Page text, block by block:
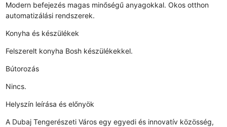
Modern befejezés magas minőségű anyagokkal. Okos otthon
automatizálási rendszerek.
Konyha és készülékek
Felszerelt konyha Bosh készülékekkel.
Bútorozás
Nincs.
Helyszín leírása és előnyök
A Dubaj Tengerészeti Város egy egyedi és innovatív közösség,